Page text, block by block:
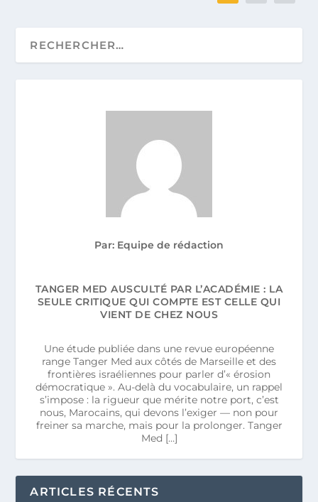
Par: Equipe de rédaction
TANGER MED AUSCULTÉ PAR L’ACADÉMIE : LA
SEULE CRITIQUE QUI COMPTE EST CELLE QUI
VIENT DE CHEZ NOUS
Une étude publiée dans une revue européenne
range Tanger Med aux côtés de Marseille et des
frontières israéliennes pour parler d’« érosion
démocratique ». Au-delà du vocabulaire, un rappel
s’impose : la rigueur que mérite notre port, c’est
nous, Marocains, qui devons l’exiger — non pour
freiner sa marche, mais pour la prolonger. Tanger
Med […]
ARTICLES RÉCENTS